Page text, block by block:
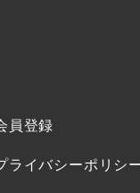
員登録
ライバシーポリシ